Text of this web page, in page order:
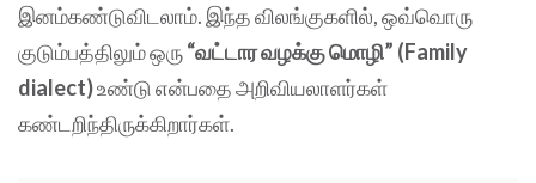
இனம்கண்டுவிடலாம். இந்த விலங்குகளில், ஒவ்வொரு
குடும்பத்திலும் ஒரு“வட்டார வழக்கு மொழி” (Family
dialect)உண்டு என்பதை அறிவியலாளர்கள்
கண்டறிந்திருக்கிறார்கள்.